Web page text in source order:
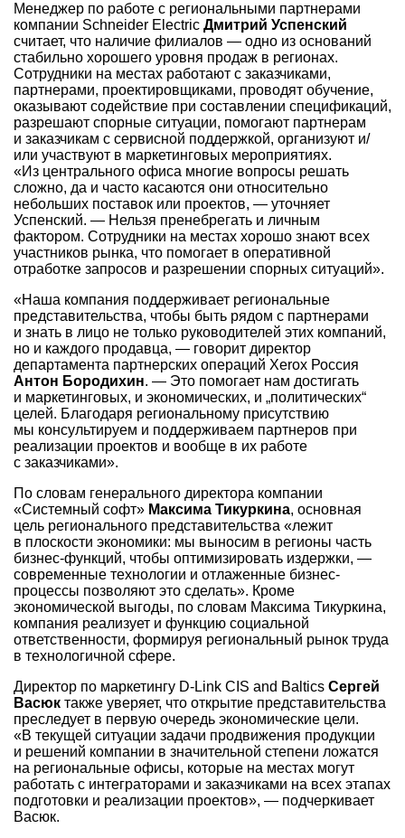
Менеджер по работе с региональными партнерами
компании Schneider Electric Дмитрий Успенский
считает, что наличие филиалов — одно из оснований
стабильно хорошего уровня продаж в регионах.
Сотрудники на местах работают с заказчиками,
партнерами, проектировщиками, проводят обучение,
оказывают содействие при составлении спецификаций,
разрешают спорные ситуации, помогают партнерам
и заказчикам с сервисной поддержкой, организуют и/
или участвуют в маркетинговых мероприятиях.
«Из центрального офиса многие вопросы решать
сложно, да и часто касаются они относительно
небольших поставок или проектов, — уточняет
Успенский. — Нельзя пренебрегать и личным
фактором. Сотрудники на местах хорошо знают всех
участников рынка, что помогает в оперативной
отработке запросов и разрешении спорных ситуаций».
«Наша компания поддерживает региональные
представительства, чтобы быть рядом с партнерами
и знать в лицо не только руководителей этих компаний,
но и каждого продавца, — говорит директор
департамента партнерских операций Xerox Россия
Антон Бородихин. — Это помогает нам достигать
и маркетинговых, и экономических, и „политических“
целей. Благодаря региональному присутствию
мы консультируем и поддерживаем партнеров при
реализации проектов и вообще в их работе
с заказчиками».
По словам генерального директора компании
«Системный софт» Максима Тикуркина, основная
цель регионального представительства «лежит
в плоскости экономики: мы выносим в регионы часть
бизнес-функций, чтобы оптимизировать издержки, —
современные технологии и отлаженные бизнес-
процессы позволяют это сделать». Кроме
экономической выгоды, по словам Максима Тикуркина,
компания реализует и функцию социальной
ответственности, формируя региональный рынок труда
в технологичной сфере.
Директор по маркетингу D-Link CIS and Baltics Сергей
Васюк также уверяет, что открытие представительства
преследует в первую очередь экономические цели.
«В текущей ситуации задачи продвижения продукции
и решений компании в значительной степени ложатся
на региональные офисы, которые на местах могут
работать с интеграторами и заказчиками на всех этапах
подготовки и реализации проектов», — подчеркивает
Васюк.